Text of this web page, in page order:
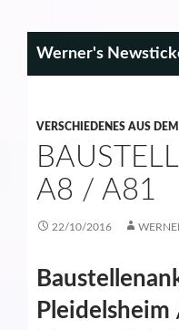
Werner's
VERSCHIEDENES AUS
A8 / A81
22/10/2016